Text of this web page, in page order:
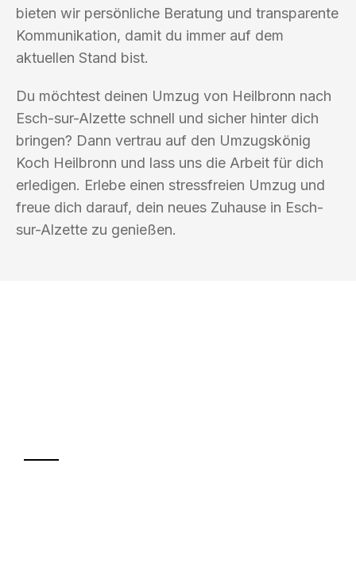
bieten wir persönliche Beratung und transparente
Kommunikation, damit du immer auf dem
aktuellen Stand bist.
Du möchtest deinen Umzug von Heilbronn nach
Esch-sur-Alzette schnell und sicher hinter dich
bringen? Dann vertrau auf den Umzugskönig
Koch Heilbronn und lass uns die Arbeit für dich
erledigen. Erlebe einen stressfreien Umzug und
freue dich darauf, dein neues Zuhause in Esch-
sur-Alzette zu genießen.